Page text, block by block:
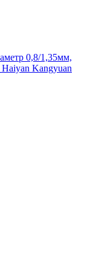
0,8/1,35мм,
Kangyuan